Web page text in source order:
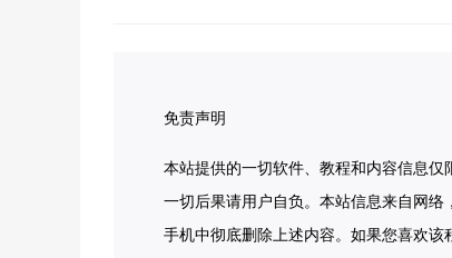
免责声明
本站提供的一切软件、教程和内容信息仅
一切后果请用户自负。本站信息来自网
手机中彻底删除上述内容。如果您喜欢